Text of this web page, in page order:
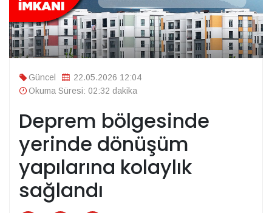
Güncel
22.05.2026 12:04
Okuma Süresi: 02:32 dakika
Deprem bölgesinde
yerinde dönüşüm
yapılarına kolaylık
sağlandı